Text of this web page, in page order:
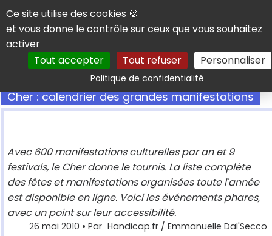
Panneau de gestion des cookies
Ce site utilise des cookies 🍪
et vous donne le contrôle sur ceux que vous souhaitez
activer
Tout accepter
Tout refuser Personnaliser
Politique de confidentialitéRechercher
Cher : calendrier des grandes manifestations
Avec 600 manifestations culturelles par an et 9
festivals, le Cher donne le tournis. La liste complète
des fêtes et manifestations organisées toute l'année
est disponible en ligne. Voici les événements phares,
avec un point sur leur accessibilité.
26 mai 2010 • Par Handicap.fr / Emmanuelle Dal'Secco